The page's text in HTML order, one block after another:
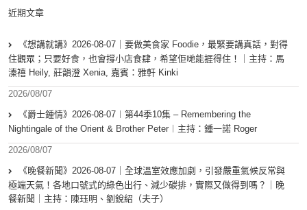
近期文章
《想講就講》2026-08-07｜要做美食家 Foodie，最緊要講真話，對得
住觀眾；只要好食，也會撐小店食肆，希望佢哋能捱得住！｜主持：馬
溱禧 Heily, 莊韻澄 Xenia, 嘉賓：雅軒 Kinki
2026/08/07
《爵士鍾情》2026-08-07︱第44季10集 – Remembering the
Nightingale of the Orient & Brother Peter︱主持：鍾一諾 Roger
2026/08/07
《晚餐新聞》2026-08-07｜全球溫室效應加劇，引發嚴重氣候反常與
極端天氣！各地口號式的綠色出行、減少碳排，實際又做得到嗎？｜晚
餐新聞｜主持：陳珏明、劉銳紹（夫子）